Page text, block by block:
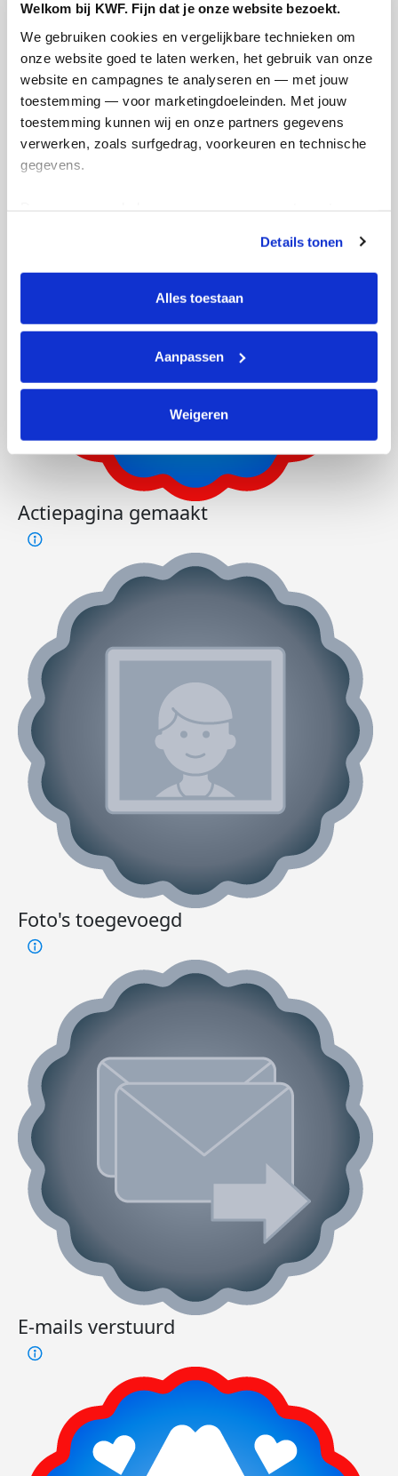
Welkom bij KWF. Fijn dat je onze website bezoekt.
We gebruiken cookies en vergelijkbare technieken om
onze website goed te laten werken, het gebruik van onze
website en campagnes te analyseren en — met jouw
toestemming — voor marketingdoeleinden. Met jouw
toestemming kunnen wij en onze partners gegevens
verwerken, zoals surfgedrag, voorkeuren en technische
gegevens.
tonen. Je kunt je toestemming op elk moment wijzigen of
intrekken via Cookie instellingen onderaan de pagina. De
lijst met cookies is te vinden in het tabblad “details”.
Details tonen
Alles toestaan
Aanpassen
Weigeren
Florine's badges
Actiepagina gemaakt
Foto's toegevoegd
E-mails verstuurd